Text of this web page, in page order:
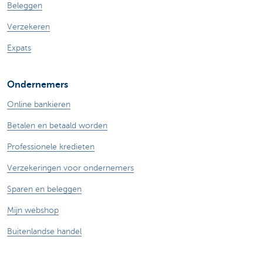
Beleggen
Verzekeren
Expats
Ondernemers
Online bankieren
Betalen en betaald worden
Professionele kredieten
Verzekeringen voor ondernemers
Sparen en beleggen
Mijn webshop
Buitenlandse handel